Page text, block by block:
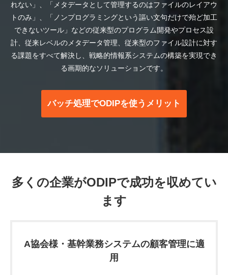
れない」、「メタデータとして管理するのはファイルのレイアウ
トのみ」、「ノンプログラミングという謳い文句だけで殆ど加工
できないツール」などの従来型のプログラム開発やプロセス設
計、従来レベルのメタデータ管理、従来型のファイル設計に対す
る課題をすべて解決し、戦略的情報系システムの構築を実現でき
る画期的なソリューションです。
バッチ処理でODIPを使うメリット
多くの企業がODIPで成功を収めてい
ます
A協会様・基幹業務システムの顧客管理に適
用